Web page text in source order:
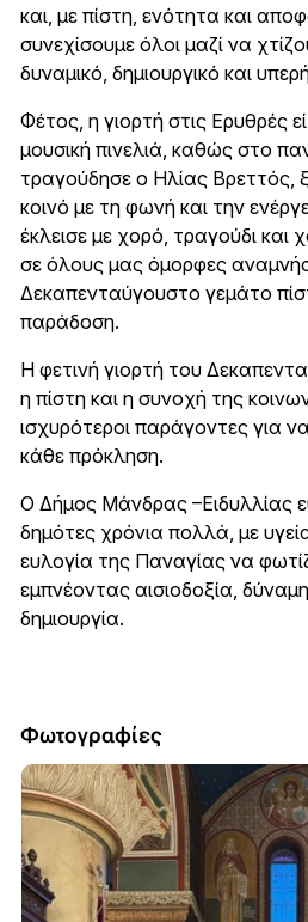
και, με πίστη, ενότητα και
συνεχίσουμε όλοι μαζί να
δυναμικό, δημιουργικό και
Φέτος, η γιορτή στις Ερυθρές
μουσική πινελιά, καθώς στο
τραγούδησε ο Ηλίας Βρεττός,
κοινό με τη φωνή και την
έκλεισε με χορό, τραγούδι
σε όλους μας όμορφες
Δεκαπενταύγουστο γεμάτο
παράδοση.
Η φετινή γιορτή του
η πίστη και η συνοχή της
ισχυρότεροι παράγοντες για
κάθε πρόκληση.
Ο Δήμος Μάνδρας –Ειδυλλίας
δημότες χρόνια πολλά, με
ευλογία της Παναγίας να
εμπνέοντας αισιοδοξία,
δημιουργία.
Φωτογραφίες